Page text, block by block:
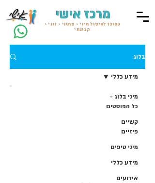
המרכז לטיפול מיני • פרטני • זוגי •
קבוצתי
מרכז אישי
בלוג
מיני בלוג -
כל הפוסטים
קשיים
פיזיים
מיני טיפים
מידע כללי
אירועים
מידע כללי